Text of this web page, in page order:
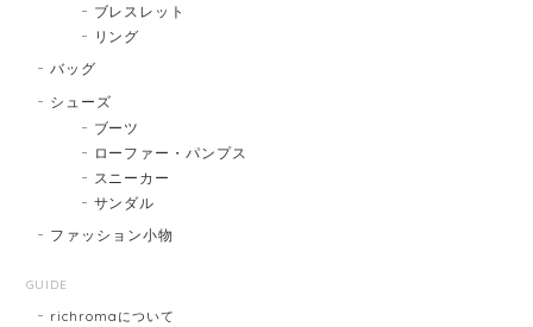
ブレスレット
リング
バッグ
シューズ
ブーツ
ローファー・パンプス
スニーカー
サンダル
ファッション小物
GUIDE
richromaについて